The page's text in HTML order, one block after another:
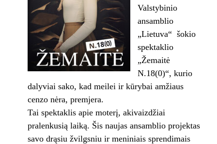
Valstybinio
ansamblio
„Lietuva“ šokio
spektaklio
„Žemaitė
N.18(0)“, kurio
dalyviai sako, kad meilei ir kūrybai amžiaus
cenzo nėra, premjera.
Tai spektaklis apie moterį, akivaizdžiai
pralenkusią laiką. Šis naujas ansamblio projektas
savo drąsiu žvilgsniu ir meniniais sprendimais